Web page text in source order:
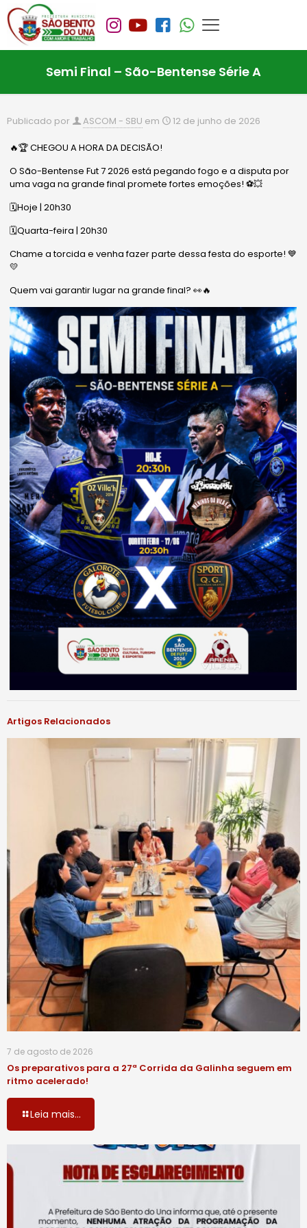
Semi Final – São-Bentense Série A
Publicado por ASCOM - SBU em 12 de junho de 2026
🔥🏆 CHEGOU A HORA DA DECISÃO!
O São-Bentense Fut 7 2026 está pegando fogo e a disputa por
uma vaga na grande final promete fortes emoções! ⚽💥
🗓️Hoje | 20h30
🗓️Quarta-feira | 20h30
Chame a torcida e venha fazer parte dessa festa do esporte! 💙
💛
Quem vai garantir lugar na grande final? 👀🔥
Artigos Relacionados
7 de agosto de 2026
Os preparativos para a 27ª Corrida da Galinha seguem em
ritmo acelerado!
Leia mais...